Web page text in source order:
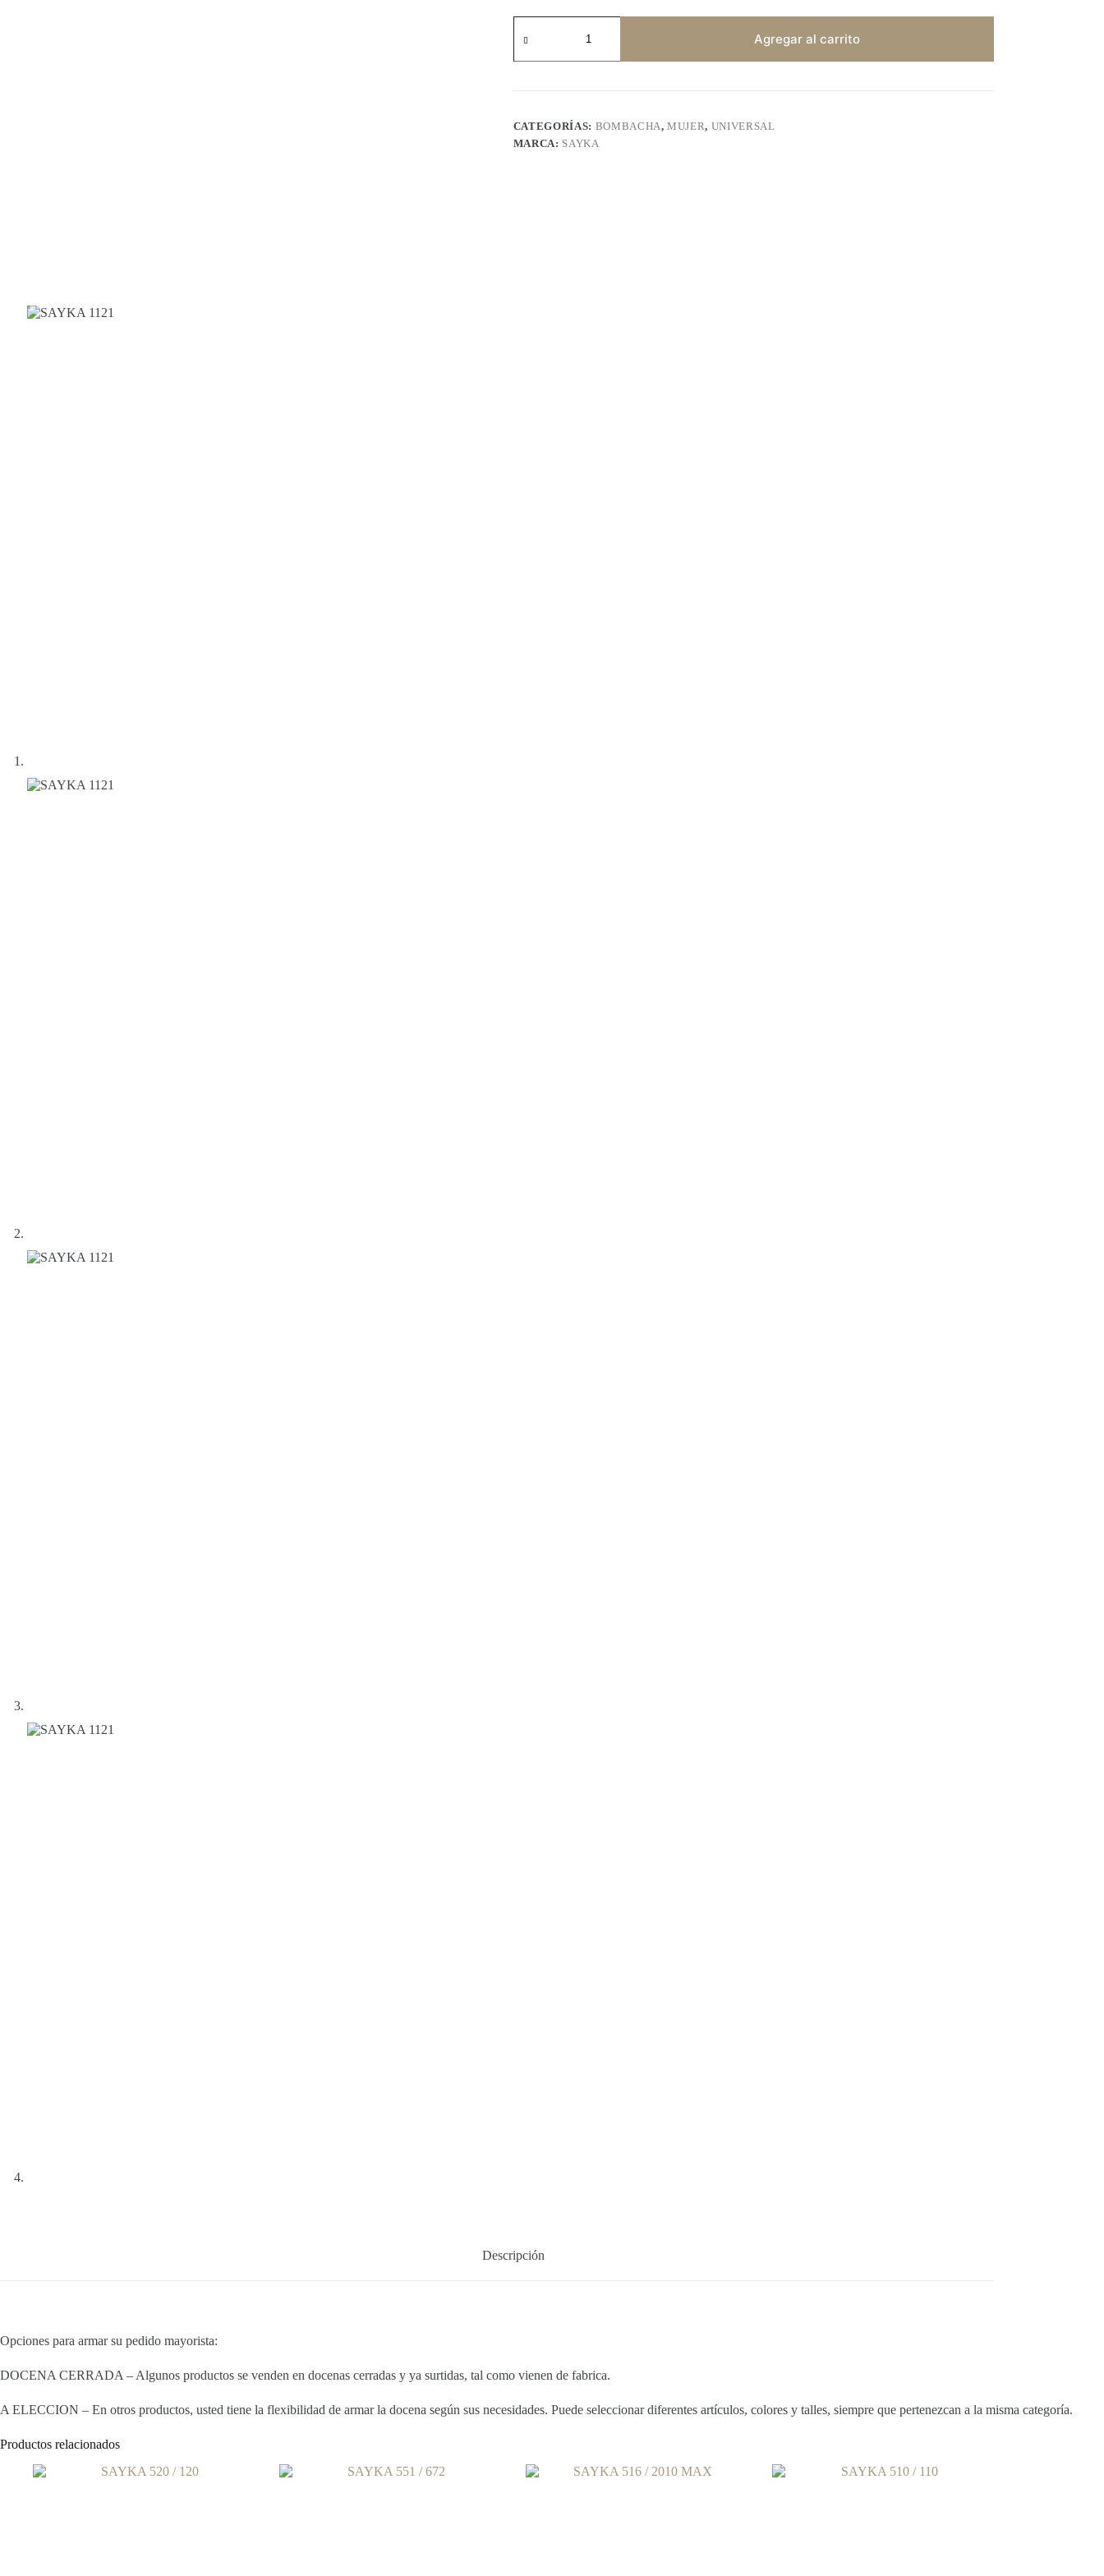
1121
Agregar al carrito
CATEGORÍAS: BOMBACHA,MUJER, UNIVERSAL
MARCA: SAYKA
Descripción
Opciones para armar su pedido mayorista:
DOCENA CERRADA – Algunos productos se venden en docenas cerradas y ya surtidas, tal como vienen de fabrica.
A ELECCION – En otros productos, usted tiene la flexibilidad de armar la docena según sus necesidades. Puede seleccionar diferentes artículos, colores y talles, siempre que pertenezcan a la misma categoría.
Productos relacionados